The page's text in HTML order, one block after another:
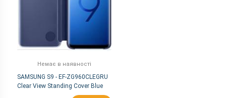
Немає в наявності
SAMSUNG S9 - EF-ZG960CLEGRU
Clear View Standing Cover Blue